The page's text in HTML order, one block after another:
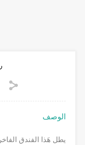
الوصف
يطل هَذا الفندق